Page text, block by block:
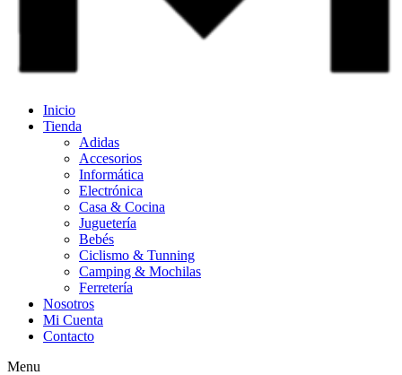
Inicio
Tienda
Adidas
Accesorios
Informática
Electrónica
Casa & Cocina
Juguetería
Bebés
Ciclismo & Tunning
Camping & Mochilas
Ferretería
Nosotros
Mi Cuenta
Contacto
Menu